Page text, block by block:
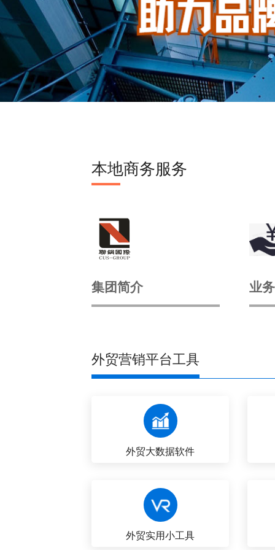
本地商务服务
集团简介 业
外贸营销平台工具
外贸大数据软件
外贸实用小工具